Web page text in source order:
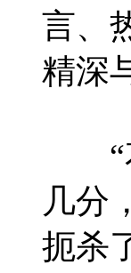
言、
精深
“花
几分
扼杀